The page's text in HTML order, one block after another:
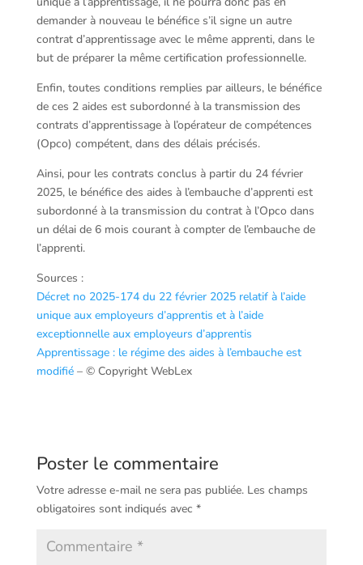
demander à nouveau le bénéfice s’il signe un autre
contrat d’apprentissage avec le même apprenti, dans le
but de préparer la même certification professionnelle.
Enfin, toutes conditions remplies par ailleurs, le bénéfice
de ces 2 aides est subordonné à la transmission des
contrats d’apprentissage à l’opérateur de compétences
(Opco) compétent, dans des délais précisés.
Ainsi, pour les contrats conclus à partir du 24 février
2025, le bénéfice des aides à l’embauche d’apprenti est
subordonné à la transmission du contrat à l’Opco dans
un délai de 6 mois courant à compter de l’embauche de
l’apprenti.
Sources :
Décret no 2025-174 du 22 février 2025 relatif à l’aide
unique aux employeurs d’apprentis et à l’aide
exceptionnelle aux employeurs d’apprentis
Apprentissage : le régime des aides à l’embauche est
modifié – © Copyright WebLex
Poster le commentaire
Votre adresse e-mail ne sera pas publiée. Les champs
obligatoires sont indiqués avec *